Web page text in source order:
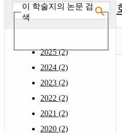
이 학술지의 논문 검
색
2025 (2)
2024 (2)
2023 (2)
2022 (2)
2021 (2)
2020 (2)